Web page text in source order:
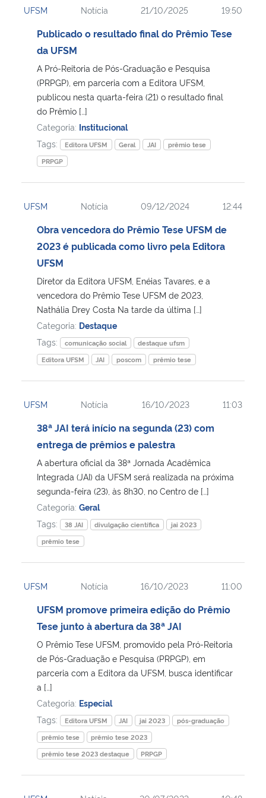
Ministério da Cidadania
Ministério de Minas e Energia
Ministério da Ciência, Tecnologia, Inovações e Comunicações
Ministério do Meio Ambiente
Ministério do Turismo
Controladoria-Geral da União
Ministério da Mulher, da Família e dos Direitos Humanos
Secretaria-Geral
Secretaria de Governo
Gabinete de Segurança Institucional
UFSM Notícia 21/10/2025 19:50
Publicado o resultado final do Prêmio Tese
da UFSM
A Pró-Reitoria de Pós-Graduação e Pesquisa
(PRPGP), em parceria com a Editora UFSM,
publicou nesta quarta-feira (21) o resultado final
do Prêmio […]
Categoria: Institucional
Tags:
Editora UFSM Geral JAI
prêmio tese
PRPGP
UFSM Notícia 09/12/2024 12:44
Obra vencedora do Prêmio Tese UFSM de
2023 é publicada como livro pela Editora
UFSM
Diretor da Editora UFSM, Enéias Tavares, e a
vencedora do Prêmio Tese UFSM de 2023,
Nathália Drey Costa Na tarde da última […]
Categoria: Destaque
Tags:
comunicação social
destaque ufsm
Editora UFSM
JAI poscom prêmio tese
UFSM Notícia 16/10/2023 11:03
38ª JAI terá início na segunda (23) com
entrega de prêmios e palestra
A abertura oficial da 38ª Jornada Acadêmica
Integrada (JAI) da UFSM será realizada na próxima
segunda-feira (23), às 8h30, no Centro de […]
Categoria: Geral
Tags:
38 JAI divulgação científica
jai 2023
prêmio tese
UFSM Notícia 16/10/2023 11:00
UFSM promove primeira edição do Prêmio
Tese junto à abertura da 38ª JAI
O Prêmio Tese UFSM, promovido pela Pró-Reitoria
de Pós-Graduação e Pesquisa (PRPGP), em
parceria com a Editora da UFSM, busca identificar
a […]
Categoria: Especial
Tags:
Editora UFSM JAI jai 2023
pós-graduação
prêmio tese
prêmio tese 2023
prêmio tese 2023 destaque
PRPGP